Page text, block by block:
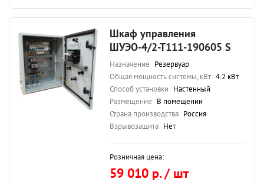
Шкаф управления
ШУЭО-4/2-Т111-190605 S
Назначение Резервуар
Общая мощность системы, кВт 4.2 кВт
Способ установки Настенный
Размещение В помещении
Страна производства Россия
Взрывозащита Нет
Розничная цена:
59 010 р. / шт